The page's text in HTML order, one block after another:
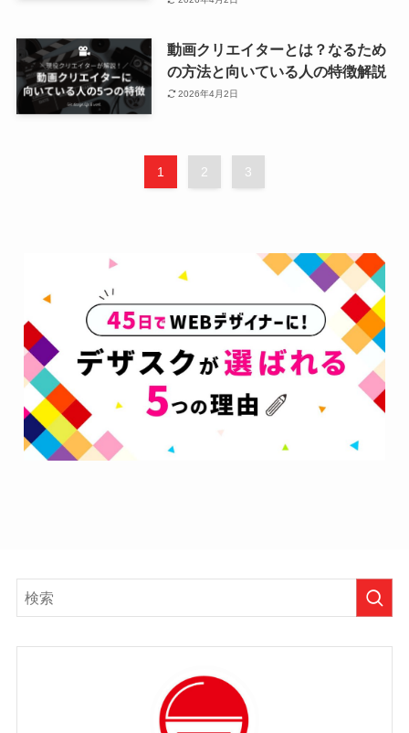
動画クリエイターとは？なるため
の方法と向いている人の特徴解説
2026年4月2日
1 2 3